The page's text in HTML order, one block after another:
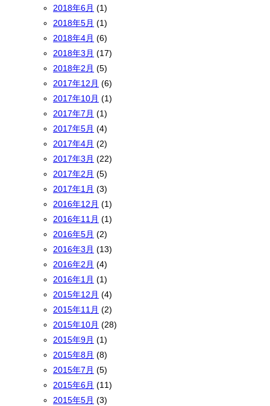
2018年6月 (1)
2018年5月 (1)
2018年4月 (6)
2018年3月 (17)
2018年2月 (5)
2017年12月 (6)
2017年10月 (1)
2017年7月 (1)
2017年5月 (4)
2017年4月 (2)
2017年3月 (22)
2017年2月 (5)
2017年1月 (3)
2016年12月 (1)
2016年11月 (1)
2016年5月 (2)
2016年3月 (13)
2016年2月 (4)
2016年1月 (1)
2015年12月 (4)
2015年11月 (2)
2015年10月 (28)
2015年9月 (1)
2015年8月 (8)
2015年7月 (5)
2015年6月 (11)
2015年5月 (3)